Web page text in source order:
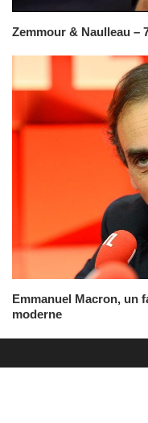
Zemmour & Naulleau –
Emmanuel Macron, un
moderne